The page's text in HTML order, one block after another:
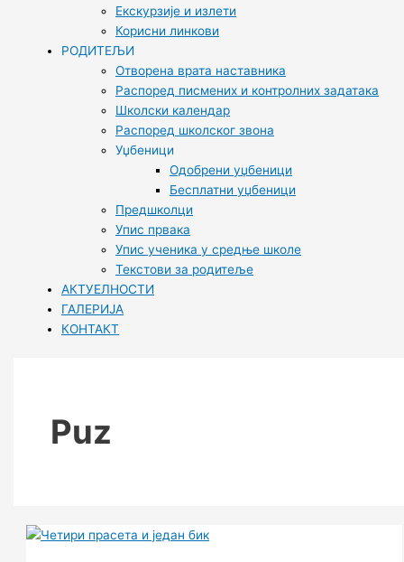
Екскурзије и излети
Корисни линкови
РОДИТЕЉИ
Отворена врата наставника
Распоред писмених и контролних задатака
Школски календар
Распоред школског звона
Уџбеници
Одобрени уџбеници
Бесплатни уџбеници
Предшколци
Упис првака
Упис ученика у средње школе
Текстови за родитеље
АКТУЕЛНОСТИ
ГАЛЕРИЈА
КОНТАКТ
Puz